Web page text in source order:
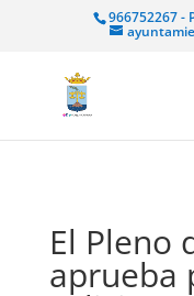
966752267 -
El Pleno
aprueba